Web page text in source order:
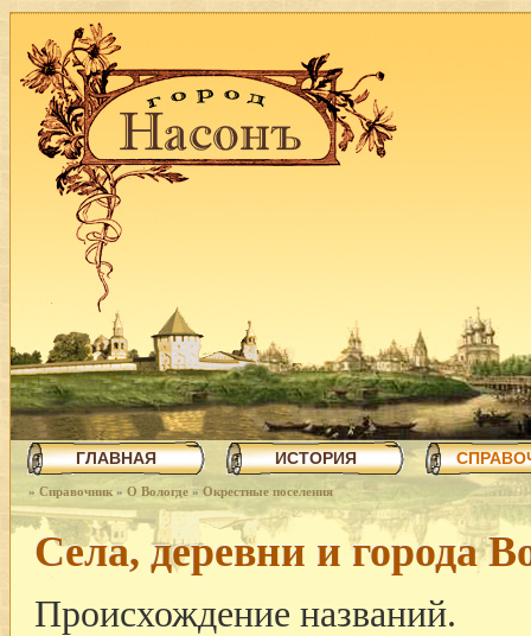
ГЛАВНАЯ ИСТОРИЯ
» Справочник » О Вологде » Окрестные поселения
Села, деревни и города
Происхождение названий.